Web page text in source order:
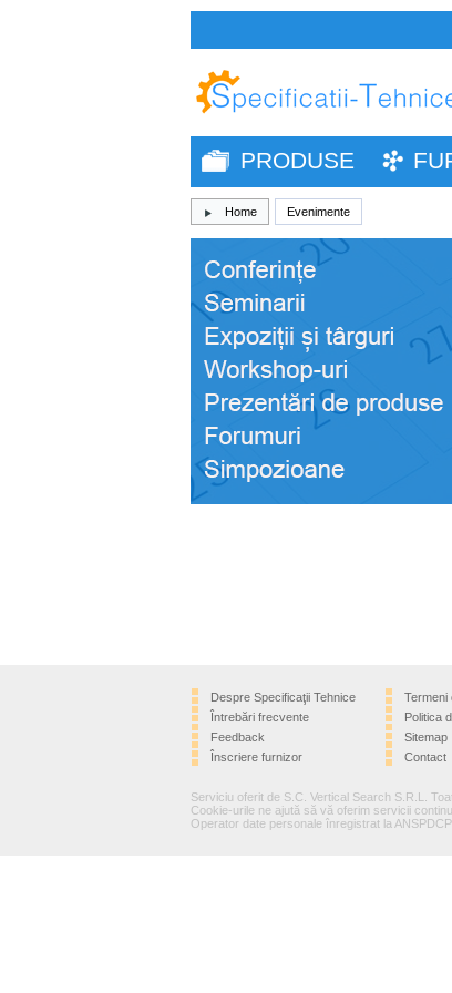
PRODUSE
Home Evenimente
Despre Specificaţii Tehnice
Întrebări frecvente
Feedback
Înscriere furnizor
Termeni
Politica
Sitemap
Contact
Serviciu oferit de S.C. Vertical Search S.R.L.
Cookie-urile ne ajută să vă oferim servicii
Operator date personale înregistrat la ANSPDCP